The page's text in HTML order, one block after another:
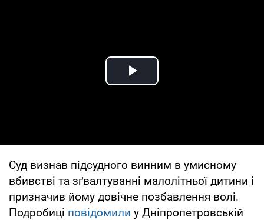
Play Video
Суд визнав підсудного винним в умисному
вбивстві та зґвалтуванні малолітньої дитини і
призначив йому довічне позбавлення волі.
Подробиці повідомили у Дніпропетровській